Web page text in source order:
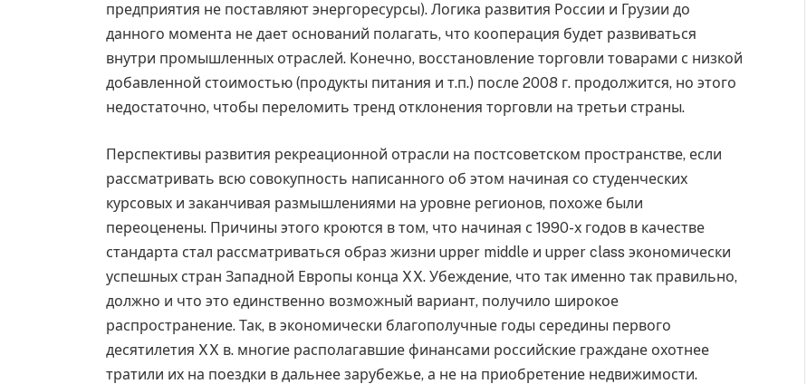
предприятия не поставляют энергоресурсы). Логика развития России и Грузии до
данного момента не дает оснований полагать, что кооперация будет развиваться
внутри промышленных отраслей. Конечно, восстановление торговли товарами с низкой
добавленной стоимостью (продукты питания и т.п.) после 2008 г. продолжится, но этого
недостаточно, чтобы переломить тренд отклонения торговли на третьи страны.
Перспективы развития рекреационной отрасли на постсоветском пространстве, если
рассматривать всю совокупность написанного об этом начиная со студенческих
курсовых и заканчивая размышлениями на уровне регионов, похоже были
переоценены. Причины этого кроются в том, что начиная с 1990-х годов в качестве
стандарта стал рассматриваться образ жизни upper middle и upper class экономически
успешных стран Западной Европы конца XX. Убеждение, что так именно так правильно,
должно и что это единственно возможный вариант, получило широкое
распространение. Так, в экономически благополучные годы середины первого
десятилетия XX в. многие располагавшие финансами российские граждане охотнее
тратили их на поездки в дальнее зарубежье, а не на приобретение недвижимости.